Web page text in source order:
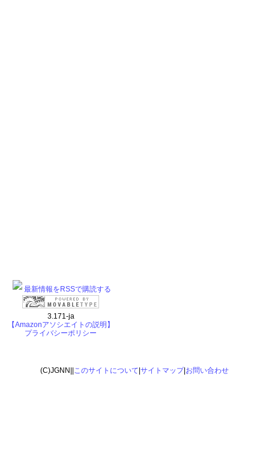
最新情報をRSSで購読する
3.171-ja
【Amazonアソシエイトの説明】
プライバシーポリシー
(C)JGNN|| このサイトについて サイトマップ| お問い合わせ